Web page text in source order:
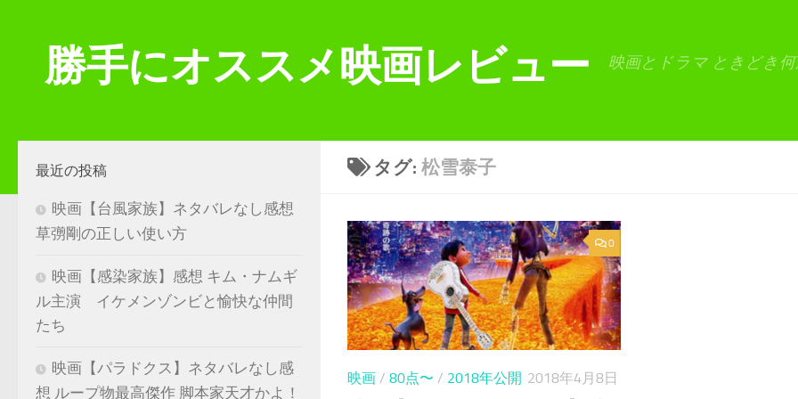
勝手にオススメ映画レビュー 映画とドラマ ときどき
タグ: 松雪泰子
0
映画 / 80点〜 / 2018年公開 2018年4月8日
最近の投稿
映画【台風家族】ネタバレなし感想
草彅剛の正しい使い方
映画【感染家族】感想 キム・ナムギ
ル主演 イケメンゾンビと愉快な仲間
たち
映画【パラドクス】ネタバレなし感
想 ループ物最高傑作 脚本家天才かよ！